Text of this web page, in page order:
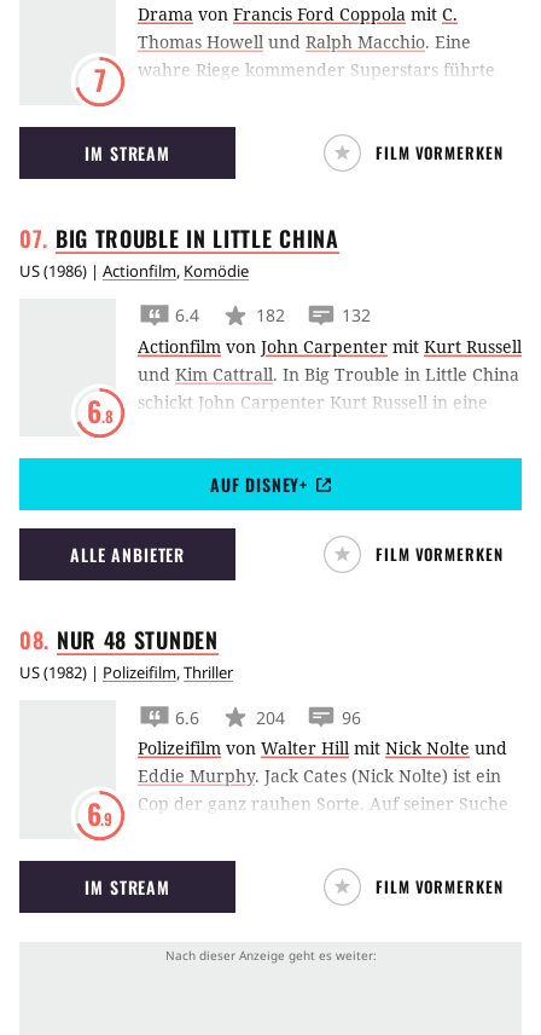
7
Drama von Francis Ford Coppola mit C.
Thomas Howell und Ralph Macchio. Eine
wahre Riege kommender Superstars führte
Outsider1983 zusammen. Unter ihnen der
blutjunge Tom Cruise.
IM STREAM FILM VORMERKEN
BIG TROUBLE IN LITTLECHINA
US(1986) | Actionfilm, Komödie
6.8
6.4 182
132
Actionfilm von John Carpenter mit Kurt Russell
und Kim Cattrall. In Big Trouble in Little China
schickt John Carpenter Kurt Russell in eine
AUF DISNEY+
ALLE ANBIETER FILM VORMERKEN
NUR 48 STUNDEN
US(1982) | Polizeifilm,Thriller
6.9
6.6 204
96
Polizeifilm von Walter Hill mit Nick Nolte und
Eddie Murphy. Jack Cates (Nick Nolte) ist ein
Cop der ganz rauhen Sorte. Auf seiner Suche
Hilfe des schwarzen Häftlings Reggie
Hammond (Eddie Murphy) angewiesen. Cates
verschafft dem Kleinganoven einen kurzen
Gegenleistung soll Reggie bei den
IM STREAM FILM VORMERKEN